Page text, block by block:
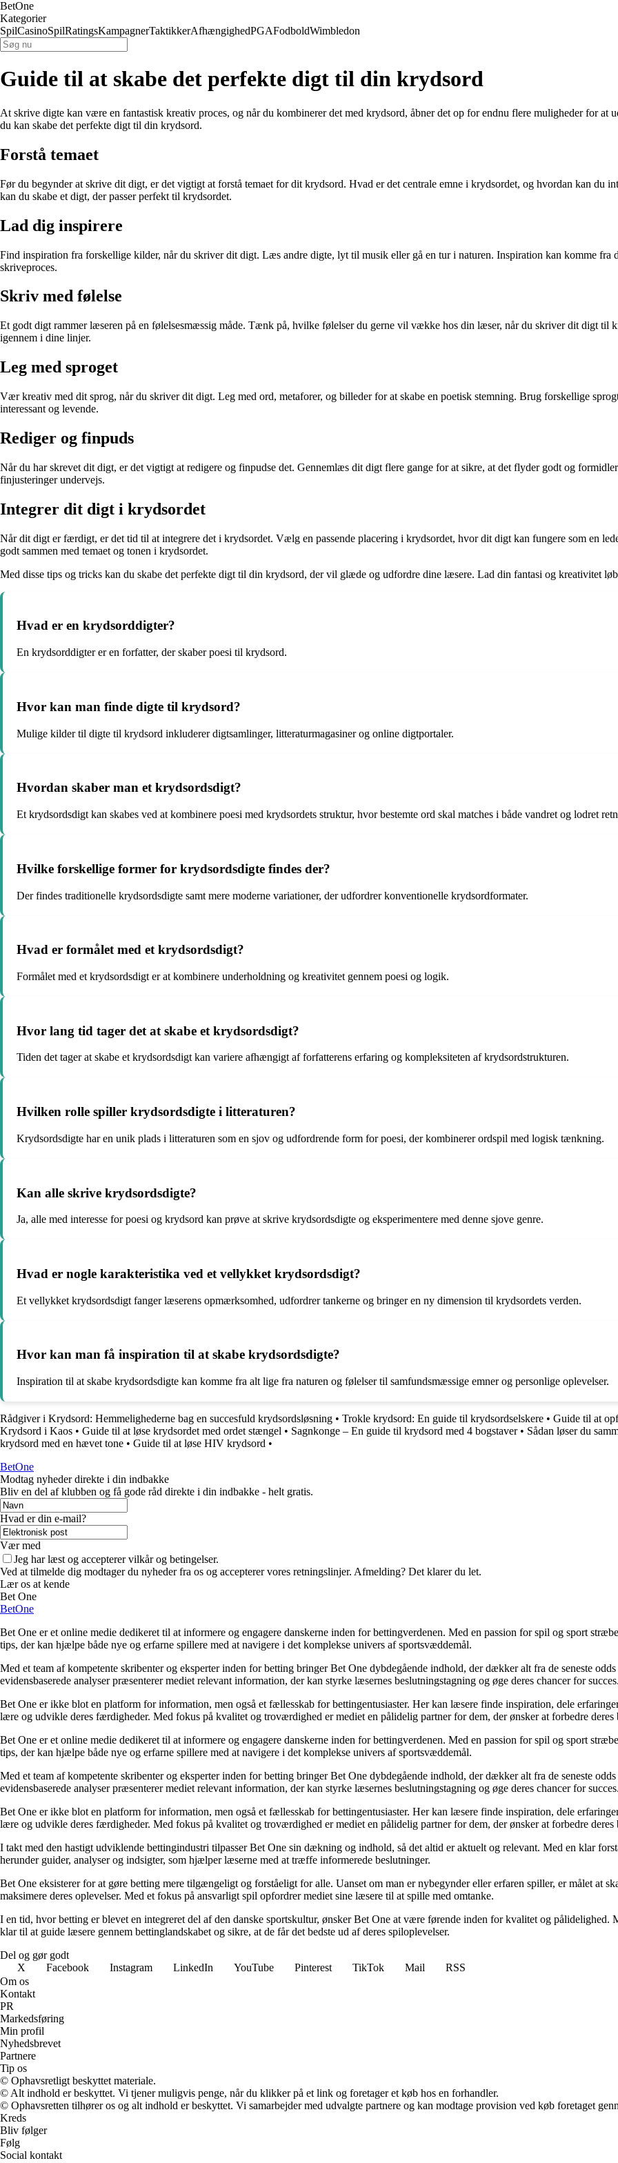
BetOne
Kategorier
SpilCasinoSpilRatingsKampagnerTaktikkerAfhængighedPGAFodboldWimbledon
Guide til at skabe det perfekte digt til din krydsord
At skrive digte kan være en fantastisk kreativ proces, og når du kombinerer det med krydsord, åbner det op for endnu flere muligheder for
du kan skabe det perfekte digt til din krydsord.
Forstå temaet
Før du begynder at skrive dit digt, er det vigtigt at forstå temaet for dit krydsord. Hvad er det centrale emne i krydsordet, og hvordan kan du
kan du skabe et digt, der passer perfekt til krydsordet.
Lad dig inspirere
Find inspiration fra forskellige kilder, når du skriver dit digt. Læs andre digte, lyt til musik eller gå en tur i naturen. Inspiration kan komme fra
skriveproces.
Skriv med følelse
Et godt digt rammer læseren på en følelsesmæssig måde. Tænk på, hvilke følelser du gerne vil vække hos din læser, når du skriver dit digt
igennem i dine linjer.
Leg med sproget
Vær kreativ med dit sprog, når du skriver dit digt. Leg med ord, metaforer, og billeder for at skabe en poetisk stemning. Brug forskellige
interessant og levende.
Rediger og finpuds
Når du har skrevet dit digt, er det vigtigt at redigere og finpudse det. Gennemlæs dit digt flere gange for at sikre, at det flyder godt og
finjusteringer undervejs.
Integrer dit digt i krydsordet
Når dit digt er færdigt, er det tid til at integrere det i krydsordet. Vælg en passende placering i krydsordet, hvor dit digt kan fungere som en
godt sammen med temaet og tonen i krydsordet.
Med disse tips og tricks kan du skabe det perfekte digt til din krydsord, der vil glæde og udfordre dine læsere. Lad din fantasi og kreativitet
Hvad er en krydsorddigter?
En krydsorddigter er en forfatter, der skaber poesi til krydsord.
Hvor kan man finde digte til krydsord?
Mulige kilder til digte til krydsord inkluderer digtsamlinger, litteraturmagasiner og online digtportaler.
Hvordan skaber man et krydsordsdigt?
Et krydsordsdigt kan skabes ved at kombinere poesi med krydsordets struktur, hvor bestemte ord skal matches i både vandret og lodret
Hvilke forskellige former for krydsordsdigte findes der?
Der findes traditionelle krydsordsdigte samt mere moderne variationer, der udfordrer konventionelle krydsordformater.
Hvad er formålet med et krydsordsdigt?
Formålet med et krydsordsdigt er at kombinere underholdning og kreativitet gennem poesi og logik.
Hvor lang tid tager det at skabe et krydsordsdigt?
Tiden det tager at skabe et krydsordsdigt kan variere afhængigt af forfatterens erfaring og kompleksiteten af krydsordstrukturen.
Hvilken rolle spiller krydsordsdigte i litteraturen?
Krydsordsdigte har en unik plads i litteraturen som en sjov og udfordrende form for poesi, der kombinerer ordspil med logisk tænkning.
Kan alle skrive krydsordsdigte?
Ja, alle med interesse for poesi og krydsord kan prøve at skrive krydsordsdigte og eksperimentere med denne sjove genre.
Hvad er nogle karakteristika ved et vellykket krydsordsdigt?
Et vellykket krydsordsdigt fanger læserens opmærksomhed, udfordrer tankerne og bringer en ny dimension til krydsordets verden.
Hvor kan man få inspiration til at skabe krydsordsdigte?
Inspiration til at skabe krydsordsdigte kan komme fra alt lige fra naturen og følelser til samfundsmæssige emner og personlige oplevelser.
Rådgiver i Krydsord: Hemmelighederne bag en succesfuld krydsordsløsning • Trokle krydsord: En guide til krydsordselskere • Guide til at
Krydsord i Kaos • Guide til at løse krydsordet med ordet stængel • Sagnkonge – En guide til krydsord med 4 bogstaver• Sådan løser du
krydsord med en hævet tone • Guide til at løse HIV krydsord •
BetOne
Modtag nyheder direkte i din indbakke
Bliv en del af klubben og få gode råd direkte i din indbakke - helt gratis.
Hvad er din e-mail?
Vær med
Jeg har læst og accepterer vilkår og betingelser.
Ved at tilmelde dig modtager du nyheder fra os og accepterer vores retningslinjer. Afmelding? Det klarer du let.
Lær os at kende
Bet One
BetOne
Bet One er et online medie dedikeret til at informere og engagere danskerne inden for bettingverdenen. Med en passion for spil og sport
tips, der kan hjælpe både nye og erfarne spillere med at navigere i det komplekse univers af sportsvæddemål.
Med et team af kompetente skribenter og eksperter inden for betting bringer Bet One dybdegående indhold, der dækker alt fra de seneste
evidensbaserede analyser præsenterer mediet relevant information, der kan styrke læsernes beslutningstagning og øge deres chancer for
Bet One er ikke blot en platform for information, men også et fællesskab for bettingentusiaster. Her kan læsere finde inspiration, dele
lære og udvikle deres færdigheder. Med fokus på kvalitet og troværdighed er mediet en pålidelig partner for dem, der ønsker at forbedre deres
Bet One er et online medie dedikeret til at informere og engagere danskerne inden for bettingverdenen. Med en passion for spil og sport
tips, der kan hjælpe både nye og erfarne spillere med at navigere i det komplekse univers af sportsvæddemål.
Med et team af kompetente skribenter og eksperter inden for betting bringer Bet One dybdegående indhold, der dækker alt fra de seneste
evidensbaserede analyser præsenterer mediet relevant information, der kan styrke læsernes beslutningstagning og øge deres chancer for
Bet One er ikke blot en platform for information, men også et fællesskab for bettingentusiaster. Her kan læsere finde inspiration, dele
lære og udvikle deres færdigheder. Med fokus på kvalitet og troværdighed er mediet en pålidelig partner for dem, der ønsker at forbedre deres
I takt med den hastigt udviklende bettingindustri tilpasser Bet One sin dækning og indhold, så det altid er aktuelt og relevant. Med en klar
herunder guider, analyser og indsigter, som hjælper læserne med at træffe informerede beslutninger.
Bet One eksisterer for at gøre betting mere tilgængeligt og forståeligt for alle. Uanset om man er nybegynder eller erfaren spiller, er målet at
maksimere deres oplevelser. Med et fokus på ansvarligt spil opfordrer mediet sine læsere til at spille med omtanke.
I en tid, hvor betting er blevet en integreret del af den danske sportskultur, ønsker Bet One at være førende inden for kvalitet og pålidelighed.
klar til at guide læsere gennem bettinglandskabet og sikre, at de får det bedste ud af deres spiloplevelser.
Del og gør godt
X
Facebook Instagram LinkedIn YouTube Pinterest TikTok Mail
RSS
Om os
Kontakt
PR
Markedsføring
Min profil
Nyhedsbrevet
Partnere
Tip os
© Ophavsretligt beskyttet materiale.
© Alt indhold er beskyttet. Vi tjener muligvis penge, når du klikker på et link og foretager et køb hos en forhandler.
© Ophavsretten tilhører os og alt indhold er beskyttet. Vi samarbejder med udvalgte partnere og kan modtage provision ved køb foretaget
Kreds
Bliv følger
Følg
Social kontakt